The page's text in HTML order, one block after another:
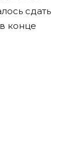
сдать
конце